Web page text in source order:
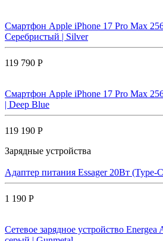
Смартфон Apple iPhone 17 Pro Max
Серебристый | Silver
119 790 Р
Смартфон Apple iPhone 17 Pro Max
| Deep Blue
119 190 Р
Зарядные устройства
Адаптер питания Essager 20Вт
1 190 Р
Сетевое зарядное устройство